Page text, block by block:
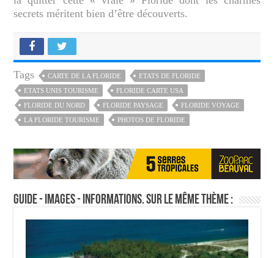
secrets méritent bien d’être découverts.
Tags CARTE DE LA FLORIDE
ETATS DE FLORIDE
ETATS UNIS TOURISME
FLORIDE CARTE USA
FLORIDE DU NORD
FLORIDE PAYSAGE
FLORIDE VOYAGE
LA FLORIDE TOURISME
PHOTOS DE FLORIDE
Guide - Images - Informations. Sur le même thème :